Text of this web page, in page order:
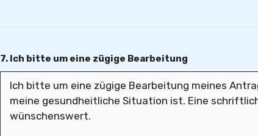
7. Ich bitte um eine zügige Bearbeitung